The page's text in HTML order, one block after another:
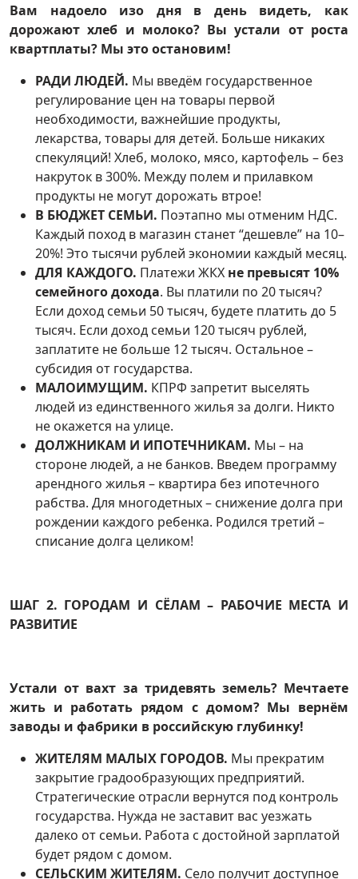
Вам надоело изо дня в день видеть, как
дорожают хлеб и молоко? Вы устали от роста
квартплаты? Мы это остановим!
РАДИ ЛЮДЕЙ. Мы введём государственное
регулирование цен на товары первой
необходимости, важнейшие продукты,
лекарства, товары для детей. Больше никаких
спекуляций! Хлеб, молоко, мясо, картофель – без
накруток в 300%. Между полем и прилавком
продукты не могут дорожать втрое!
В БЮДЖЕТ СЕМЬИ. Поэтапно мы отменим НДС.
Каждый поход в магазин станет “дешевле” на 10–
20%! Это тысячи рублей экономии каждый месяц.
ДЛЯ КАЖДОГО. Платежи ЖКХ не превысят 10%
семейного дохода. Вы платили по 20 тысяч?
Если доход семьи 50 тысяч, будете платить до 5
тысяч. Если доход семьи 120 тысяч рублей,
заплатите не больше 12 тысяч. Остальное –
субсидия от государства.
МАЛОИМУЩИМ. КПРФ запретит выселять
людей из единственного жилья за долги. Никто
не окажется на улице.
ДОЛЖНИКАМ И ИПОТЕЧНИКАМ. Мы – на
стороне людей, а не банков. Введем программу
арендного жилья – квартира без ипотечного
рабства. Для многодетных – снижение долга при
рождении каждого ребенка. Родился третий –
списание долга целиком!
ШАГ 2. ГОРОДАМ И СЁЛАМ – РАБОЧИЕ МЕСТА И
РАЗВИТИЕ
Устали от вахт за тридевять земель? Мечтаете
жить и работать рядом с домом? Мы вернём
заводы и фабрики в российскую глубинку!
ЖИТЕЛЯМ МАЛЫХ ГОРОДОВ. Мы прекратим
закрытие градообразующих предприятий.
Стратегические отрасли вернутся под контроль
государства. Нужда не заставит вас уезжать
далеко от семьи. Работа с достойной зарплатой
будет рядом с домом.
СЕЛЬСКИМ ЖИТЕЛЯМ. Село получит доступное